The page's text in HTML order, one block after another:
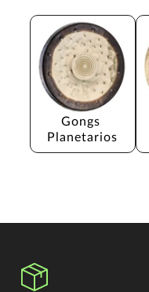
Gongs
Planetarios